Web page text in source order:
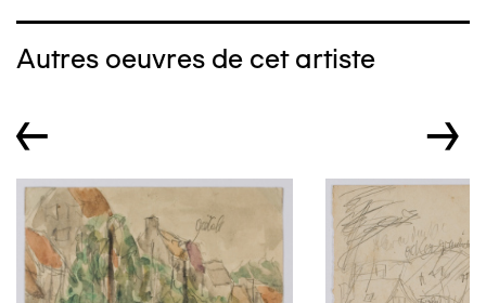
Autres oeuvres de cet artiste
← →